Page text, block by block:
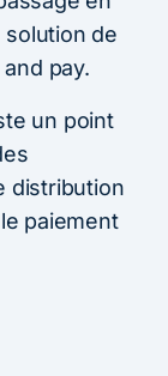
solution de
pay.
un point
distribution
paiement